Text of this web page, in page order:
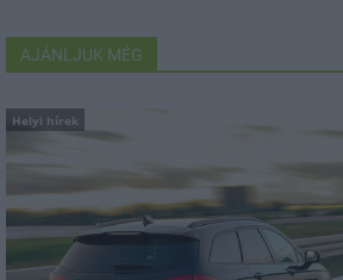
AJÁNLJUK MÉG
Helyi hírek